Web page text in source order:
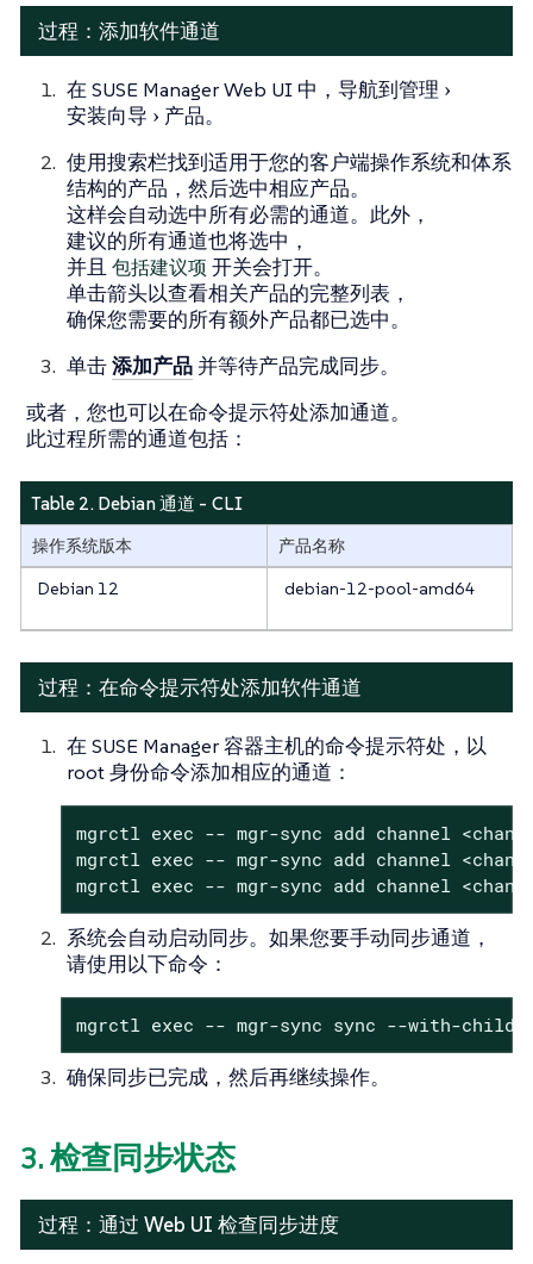
过程：添加软件通道
在 SUSE Manager Web UI 中，导航到管理
安装向导
产品。
使用搜索栏找到适用于您的客户端操作系统和体系
结构的产品，然后选中相应产品。
这样会自动选中所有必需的通道。此外，
建议的所有通道也将选中，
并且 包括建议项 开关会打开。
单击箭头以查看相关产品的完整列表，
确保您需要的所有额外产品都已选中。
单击添加产品 并等待产品完成同步。
或者，您也可以在命令提示符处添加通道。
此过程所需的通道包括：
Table 2. Debian 通道 - CLI
操作系统版本
产品名称
Debian 12
debian-12-pool-amd64
过程：在命令提示符处添加软件通道
在 SUSE Manager 容器主机的命令提示符处，以
root 身份命令添加相应的通道：
mgrctl exec -- mgr-sync add channel
mgrctl exec -- mgr-sync add channel
mgrctl exec -- mgr-sync add channel
系统会自动启动同步。如果您要手动同步通道，
请使用以下命令：
mgrctl exec -- mgr-sync sync --with-children
确保同步已完成，然后再继续操作。
3. 检查同步状态
过程：通过 Web UI 检查同步进度